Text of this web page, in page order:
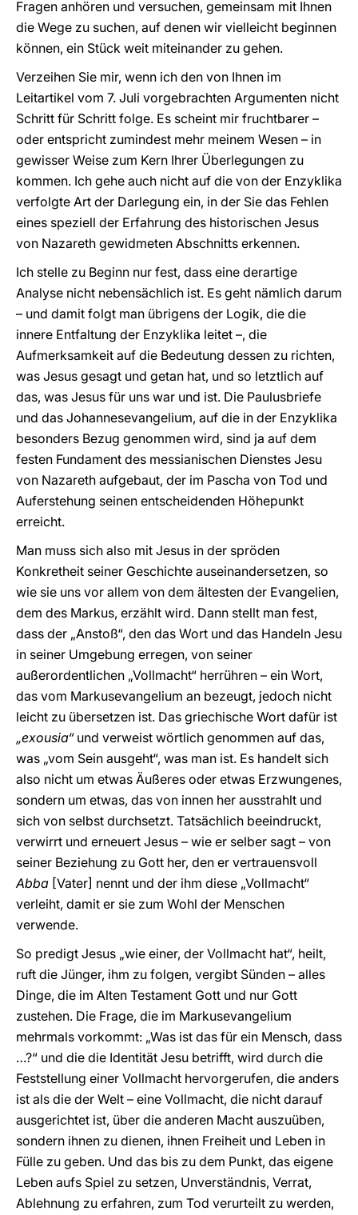
Fragen anhören und versuchen, gemeinsam mit Ihnen
die Wege zu suchen, auf denen wir vielleicht beginnen
können, ein Stück weit miteinander zu gehen.
Verzeihen Sie mir, wenn ich den von Ihnen im
Leitartikel vom 7. Juli vorgebrachten Argumenten nicht
Schritt für Schritt folge. Es scheint mir fruchtbarer –
oder entspricht zumindest mehr meinem Wesen – in
gewisser Weise zum Kern Ihrer Überlegungen zu
kommen. Ich gehe auch nicht auf die von der Enzyklika
verfolgte Art der Darlegung ein, in der Sie das Fehlen
eines speziell der Erfahrung des historischen Jesus
von Nazareth gewidmeten Abschnitts erkennen.
Ich stelle zu Beginn nur fest, dass eine derartige
Analyse nicht nebensächlich ist. Es geht nämlich darum
– und damit folgt man übrigens der Logik, die die
innere Entfaltung der Enzyklika leitet –, die
Aufmerksamkeit auf die Bedeutung dessen zu richten,
was Jesus gesagt und getan hat, und so letztlich auf
das, was Jesus für uns war und ist. Die Paulusbriefe
und das Johannesevangelium, auf die in der Enzyklika
besonders Bezug genommen wird, sind ja auf dem
festen Fundament des messianischen Dienstes Jesu
von Nazareth aufgebaut, der im Pascha von Tod und
Auferstehung seinen entscheidenden Höhepunkt
erreicht.
Man muss sich also mit Jesus in der spröden
Konkretheit seiner Geschichte auseinandersetzen, so
wie sie uns vor allem von dem ältesten der Evangelien,
dem des Markus, erzählt wird. Dann stellt man fest,
dass der „Anstoß“, den das Wort und das Handeln Jesu
in seiner Umgebung erregen, von seiner
außerordentlichen „Vollmacht“ herrühren – ein Wort,
das vom Markusevangelium an bezeugt, jedoch nicht
leicht zu übersetzen ist. Das griechische Wort dafür ist
„exousia“und verweist wörtlich genommen auf das,
was „vom Sein ausgeht“, was man ist. Es handelt sich
also nicht um etwas Äußeres oder etwas Erzwungenes,
sondern um etwas, das von innen her ausstrahlt und
sich von selbst durchsetzt. Tatsächlich beeindruckt,
verwirrt und erneuert Jesus – wie er selber sagt – von
seiner Beziehung zu Gott her, den er vertrauensvoll
Abba [Vater] nennt und der ihm diese „Vollmacht“
verleiht, damit er sie zum Wohl der Menschen
verwende.
So predigt Jesus „wie einer, der Vollmacht hat“, heilt,
ruft die Jünger, ihm zu folgen, vergibt Sünden – alles
Dinge, die im Alten Testament Gott und nur Gott
zustehen. Die Frage, die im Markusevangelium
mehrmals vorkommt: „Was ist das für ein Mensch, dass
…?“ und die die Identität Jesu betrifft, wird durch die
Feststellung einer Vollmacht hervorgerufen, die anders
ist als die der Welt – eine Vollmacht, die nicht darauf
ausgerichtet ist, über die anderen Macht auszuüben,
sondern ihnen zu dienen, ihnen Freiheit und Leben in
Fülle zu geben. Und das bis zu dem Punkt, das eigene
Leben aufs Spiel zu setzen, Unverständnis, Verrat,
Ablehnung zu erfahren, zum Tod verurteilt zu werden,